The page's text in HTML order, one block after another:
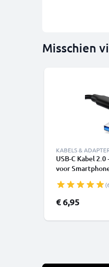
Misschien
KABELS &
USB-C Kabel
voor
Panasonic
1,0m 3A
€ 6,95